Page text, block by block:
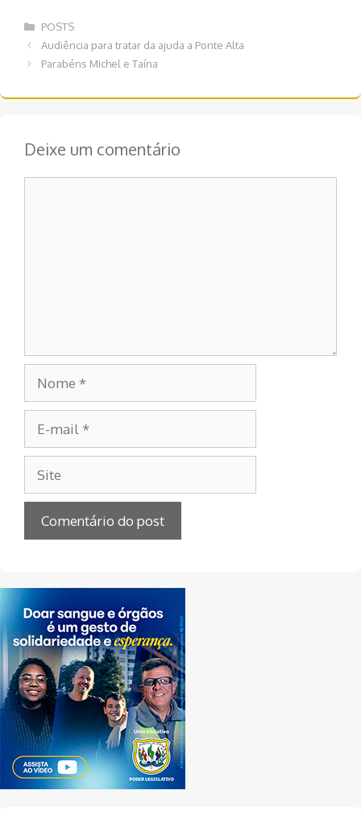
Categorias
POSTS
Navegação
de
Audiência para tratar da ajuda a Ponte Alta
Parabéns Michel e Taína
Deixe um comentário
mail